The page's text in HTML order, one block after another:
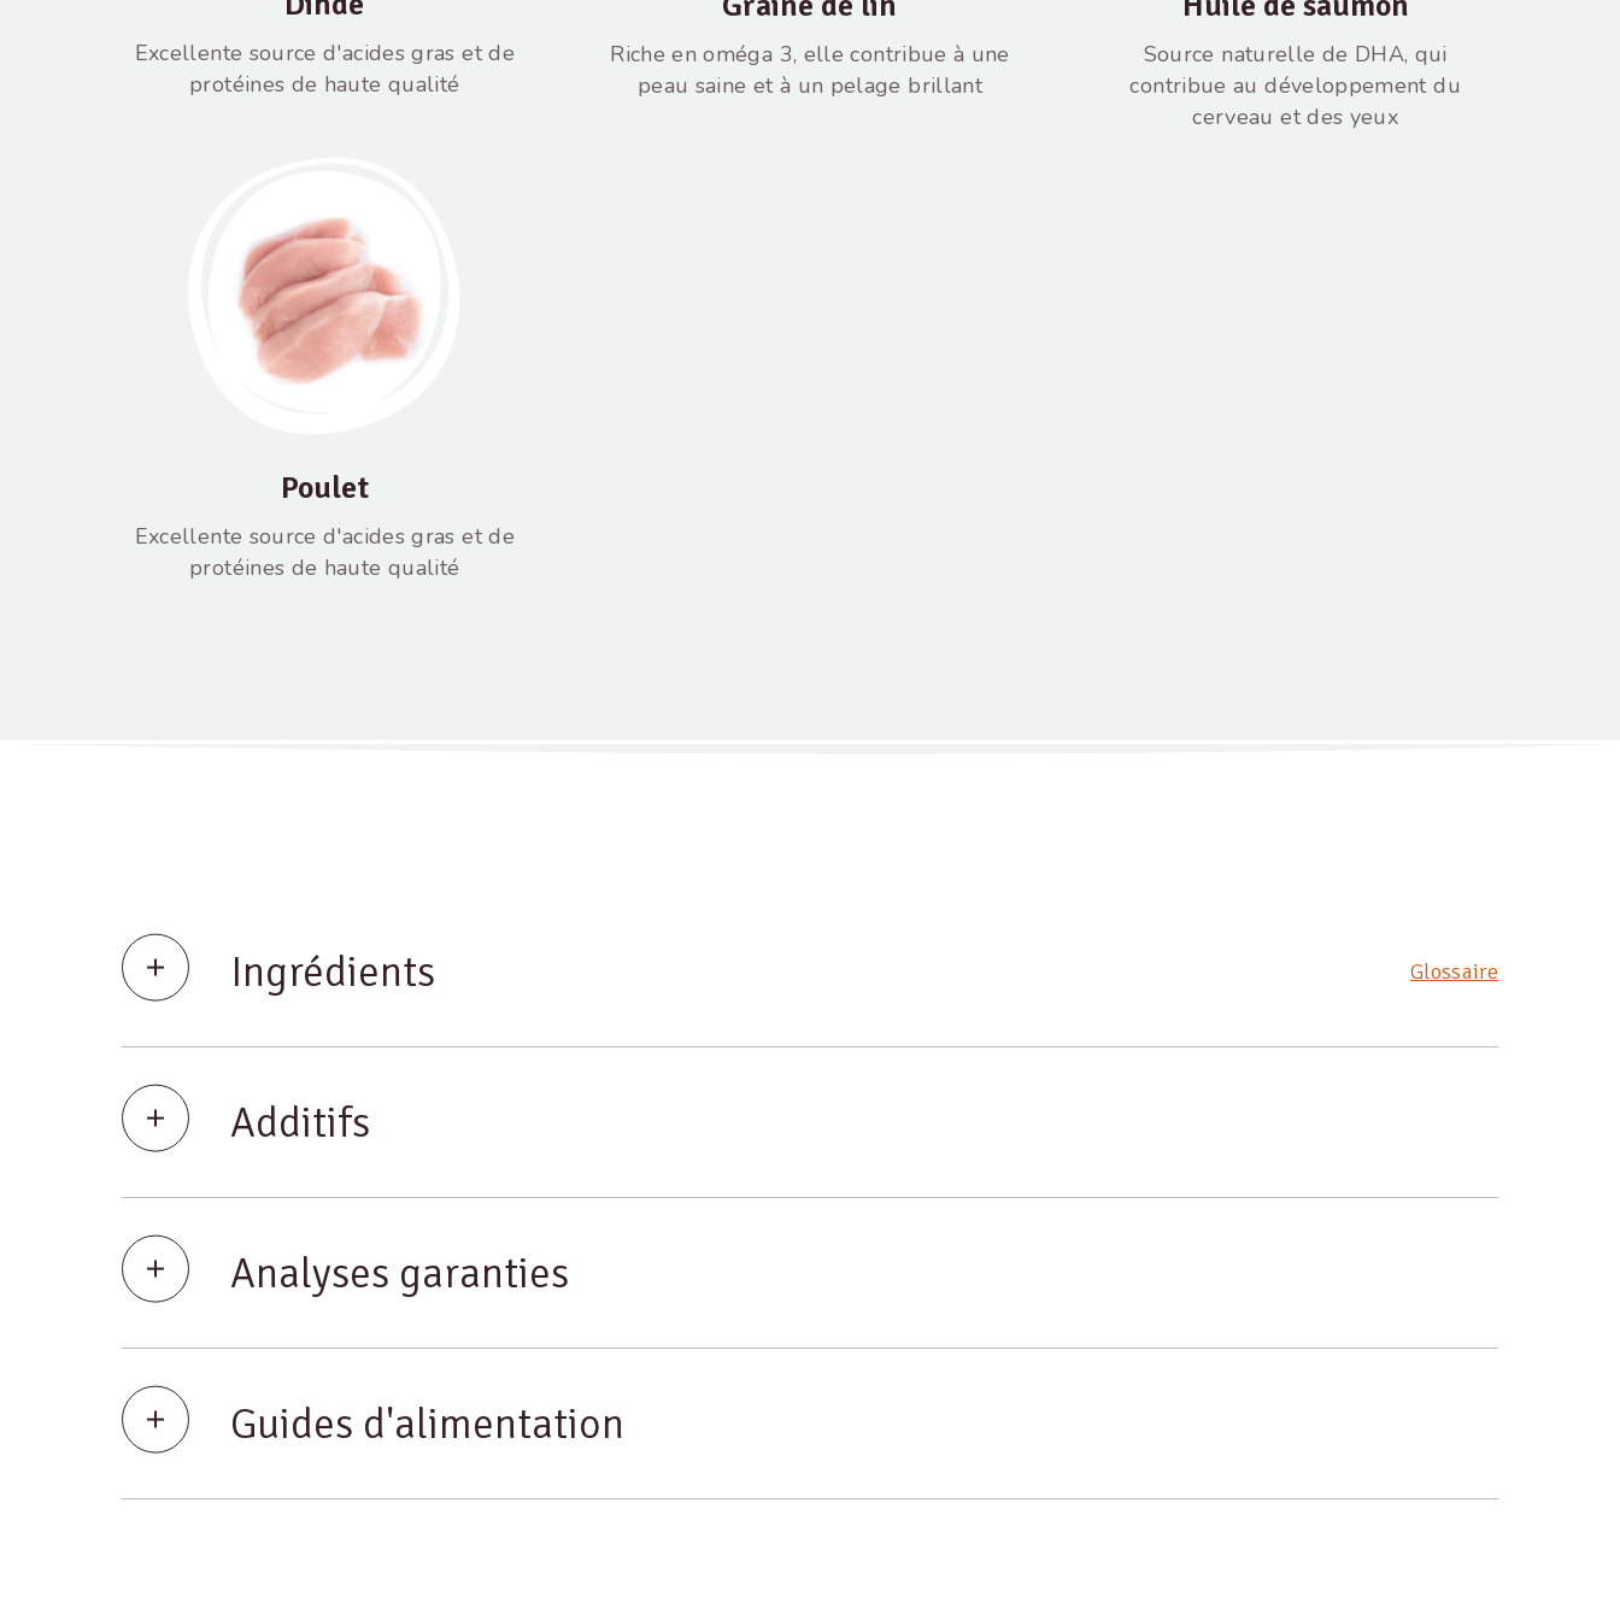
Excellente source d'acides gras et de
protéines de haute qualité
Riche en oméga 3, elle contribue à une
peau saine et à un pelage brillant
Source naturelle de DHA, qui
contribue au développement du
cerveau et des yeux
Poulet
Excellente source d'acides gras et de
protéines de haute qualité
Ingrédients Glossaire
Additifs
Analyses garanties
Guides d'alimentation